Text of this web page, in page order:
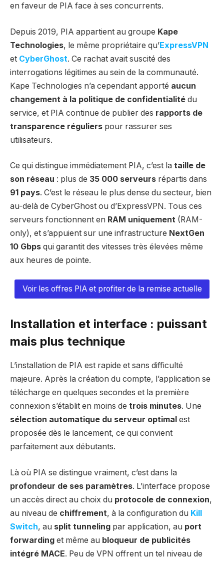
en faveur de PIA face à ses concurrents.
Depuis 2019, PIA appartient au groupe Kape
Technologies, le même propriétaire qu’ExpressVPN
et CyberGhost. Ce rachat avait suscité des
interrogations légitimes au sein de la communauté.
Kape Technologies n’a cependant apporté aucun
changement à la politique de confidentialité du
service, et PIA continue de publier des rapports de
transparence réguliers pour rassurer ses
utilisateurs.
Ce qui distingue immédiatement PIA, c’est la taille de
son réseau : plus de 35 000 serveurs répartis dans
91 pays. C’est le réseau le plus dense du secteur, bien
au-delà de CyberGhost ou d’ExpressVPN. Tous ces
serveurs fonctionnent en RAM uniquement (RAM-
only), et s’appuient sur une infrastructure NextGen
10 Gbps qui garantit des vitesses très élevées même
aux heures de pointe.
Voir les offres PIA et profiter de la remise actuelle
Installation et interface : puissant
mais plus technique
L’installation de PIA est rapide et sans difficulté
majeure. Après la création du compte, l’application se
télécharge en quelques secondes et la première
connexion s’établit en moins de trois minutes. Une
sélection automatique du serveur optimal est
proposée dès le lancement, ce qui convient
parfaitement aux débutants.
Là où PIA se distingue vraiment, c’est dans la
profondeur de ses paramètres. L’interface propose
un accès direct au choix du protocole de connexion,
au niveau de chiffrement, à la configuration du Kill
Switch, au split tunneling par application, au port
forwarding et même au bloqueur de publicités
intégré MACE. Peu de VPN offrent un tel niveau de